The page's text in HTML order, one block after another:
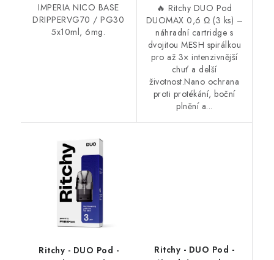
IMPERIA NICO BASE
DRIPPERVG70 / PG30
5x10ml, 6mg.
🔥 Ritchy DUO Pod
DUOMAX 0,6 Ω (3 ks) –
náhradní cartridge s
dvojitou MESH spirálkou
pro až 3× intenzivnější
chuť a delší
životnost.Nano ochrana
proti protékání, boční
plnění a...
Ritchy - DUO Pod -
Ritchy - DUO Pod -